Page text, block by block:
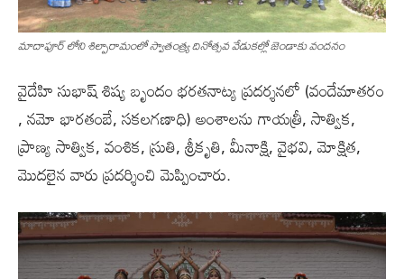
మాదాపూర్ లోని శిల్పారామంలో స్వాతంత్య్ర దినోత్సవ వేడుకల్లో జెండాకు వందనం
వైదేహి సుభాష్ శిష్య బృందం భరతనాట్య ప్రదర్శనలో (వందేమాతరం
, నమో భారతంబే, సకలగణాధి) అంశాలను గాయత్రీ, సాత్విక,
ప్రాణ్య సాత్విక, వంశిక, స్రుతి, శ్రీకృతి, మీనాక్షి, వైభవి, మోక్షిత,
మొదలైన వారు ప్రదర్శించి మెప్పించారు.